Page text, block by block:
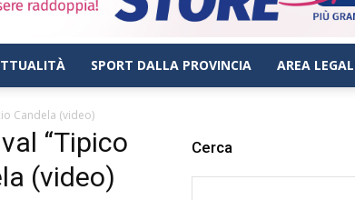
SPORT DALLA PROVINCIA AREA
Candela (video)
“Tipico
(video)
Cerca